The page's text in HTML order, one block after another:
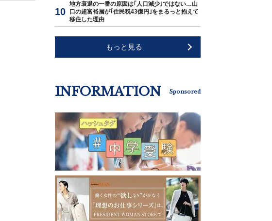
地方衰退の一番の原因は｢人口減少｣ではない…山
口の超富裕層が｢住民税43億円｣をまるっと抱えて
移住した理由
もっと見る
INFORMATION Sponsored